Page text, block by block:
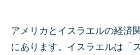
アメリカとイスラエルの経済
にあります。イスラエルは「